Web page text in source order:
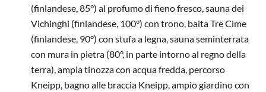
(finlandese, 85°) al profumo di fieno fresco, sauna dei
Vichinghi (finlandese, 100°) con trono, baita Tre Cime
(finlandese, 90°) con stufa a legna, sauna seminterrata
con mura in pietra (80°, in parte intorno al regno della
terra), ampia tinozza con acqua fredda, percorso
Kneipp, bagno alle braccia Kneipp, ampio giardino con